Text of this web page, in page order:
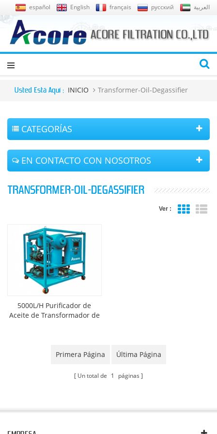
español English français русский العربية
Usted Está Aquí : INICIO Transformer-Oil-Degassifier
CATEGORÍAS
EN CONTACTO CON NOSOTROS
TRANSFORMER-OIL-DEGASSIFIER
Ver :
5000L/H Purificador de
Aceite de Transformador de
Primera Página Última Página
Un total de 1 páginas